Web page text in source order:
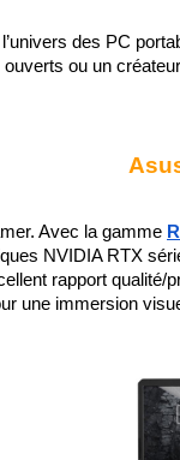
des PC
Avec la gamme
NVIDIA RTX
rapport
une immersion